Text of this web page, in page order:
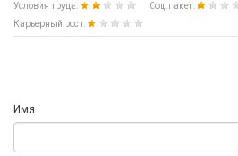
Условия труда:
Соц.пакет:
Карьерный рост:
Имя